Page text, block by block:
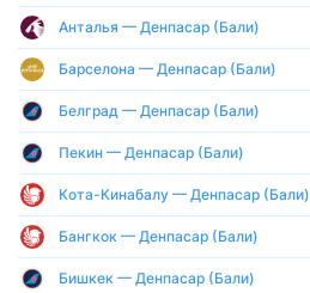
Анталья — Денпасар (Бали)
Барселона — Денпасар (Бали)
Белград — Денпасар (Бали)
Пекин — Денпасар (Бали)
Кота-Кинабалу — Денпасар (Бали)
Бангкок — Денпасар (Бали)
Бишкек — Денпасар (Бали)